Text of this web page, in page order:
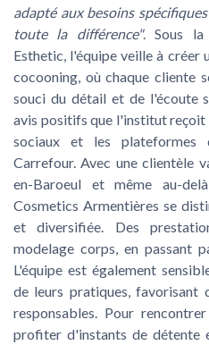
adapté aux besoins
toute la différence". Sous
Esthetic, l'équipe veille à créer
cocooning, où chaque cliente
souci du détail et de l'écoute
avis positifs que l'institut reçoit
sociaux et les
Carrefour. Avec une clientèle
en-Baroeul et même au-
Cosmetics Armentières se
et diversifiée. Des
modelage corps, en passant
L'équipe est également
de leurs pratiques, favorisant
responsables. Pour
profiter d'instants de détente